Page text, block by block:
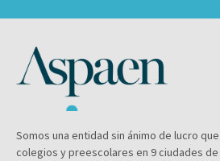
Somos una entidad sin ánimo de lucro
colegios y preescolares en 9 ciudades